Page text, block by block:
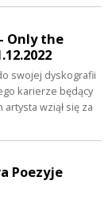
- Only the
swojej dyskografii
karierze będący
wziął się za
Poezyje